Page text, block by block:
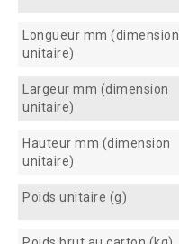
Longueur mm (dimension
unitaire)
Largeur mm (dimension
unitaire)
Hauteur mm (dimension
unitaire)
Poids unitaire (g)